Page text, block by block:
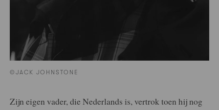
©JACK JOHNSTONE
Zijn eigen vader, die Nederlands is, vertrok toen hij nog